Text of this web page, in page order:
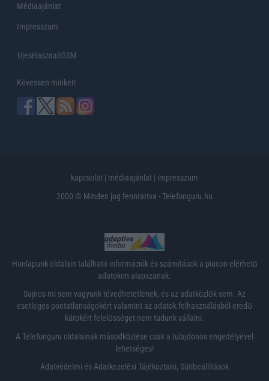
Médiaajánlat
Impresszum
UjesHasznaltGSM
Kövessen minket!
kapcsolat | médiaajánlat | impresszum
2000 © Minden jog fenntartva - Telefonguru.hu
Honlapunk oldalain található információk és számítások a piacon elérhető
adatokon alapszanak.
Sajnos mi sem vagyunk tévedhetetlenek, és az adatközlők sem. Az
esetleges pontatlanságokért valamint az adatok felhasználásból eredő
károkért felelősséget nem tudunk vállalni.
A Telefonguru oldalainak másodközlése csak a tulajdonos engedélyével
lehetséges!
Adatvédelmi és Adatkezelési Tájékoztató, Sütibeállítások